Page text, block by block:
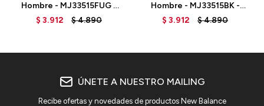
Hombre - MJ33515FUG -
FATIGUEG
$ 3.912 $4.890
Hombre - MJ33515BK -
BLACK
$ 3.912 $4.890
ÚNETE A NUESTRO MAILING
Recibe ofertas y novedades de productos New Balance